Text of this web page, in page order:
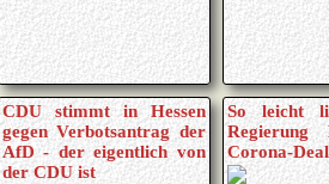
CDU stimmt in Hessen
gegen Verbotsantrag der
AfD - der eigentlich von
der CDU ist
So leicht
Regierung
Corona-